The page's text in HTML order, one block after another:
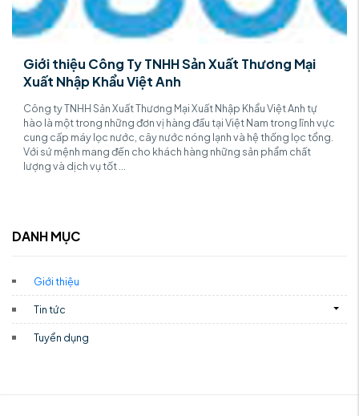
Giới thiệu Công Ty TNHH Sản Xuất Thương Mại
Xuất Nhập Khẩu Việt Anh
Công ty TNHH Sản Xuất Thương Mại Xuất Nhập Khẩu Việt Anh tự
hào là một trong những đơn vị hàng đầu tại Việt Nam trong lĩnh vực
cung cấp máy lọc nước, cây nước nóng lạnh và hệ thống lọc tổng.
Với sứ mệnh mang đến cho khách hàng những sản phẩm chất
lượng và dịch vụ tốt ...
DANH MỤC
Giới thiệu
Tin tức
Tuyển dụng